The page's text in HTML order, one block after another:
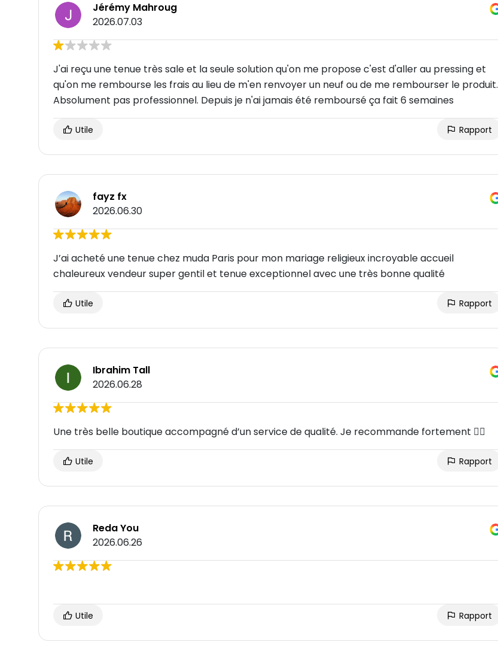
Jérémy Mahroug
2026.07.03
J'ai reçu une tenue très sale et la seule solution qu'on me propose c'est d'aller au pressing et
qu'on me rembourse les frais au lieu de m'en renvoyer un neuf ou de me rembourser le produit.
Absolument pas professionnel. Depuis je n'ai jamais été remboursé ça fait 6 semaines
Utile Rapport
fayz fx
2026.06.30
J’ai acheté une tenue chez muda Paris pour mon mariage religieux incroyable accueil
chaleureux vendeur super gentil et tenue exceptionnel avec une très bonne qualité
Utile Rapport
Ibrahim Tall
2026.06.28
Une très belle boutique accompagné d’un service de qualité. Je recommande fortement 👍🏿
Utile Rapport
Reda You
2026.06.26
Utile Rapport